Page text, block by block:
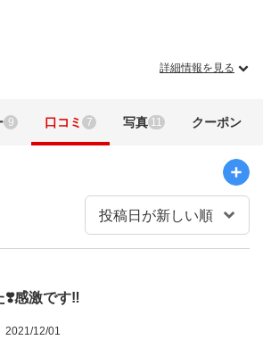
詳細情報を見る
9 口コミ 7 写真 11 クーポン
❣️感激です‼️
2021/12/01